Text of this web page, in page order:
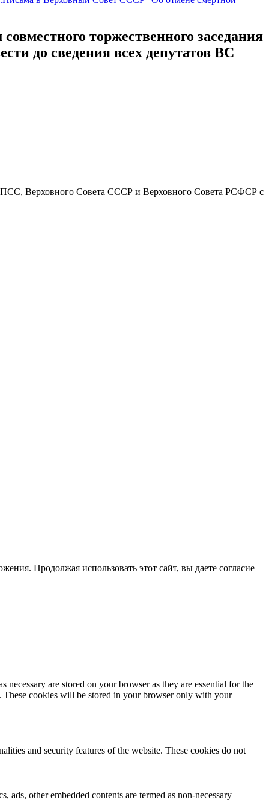
торжественного заседания
до сведения всех депутатов ВС
Верховного Совета СССР и Верховного Совета РСФСР с
Продолжая использовать этот сайт, вы даете согласие
are stored on your browser as they are essential for the
These cookies will be stored in your browser only with your
and security features of the website. These cookies do not
other embedded contents are termed as non-necessary